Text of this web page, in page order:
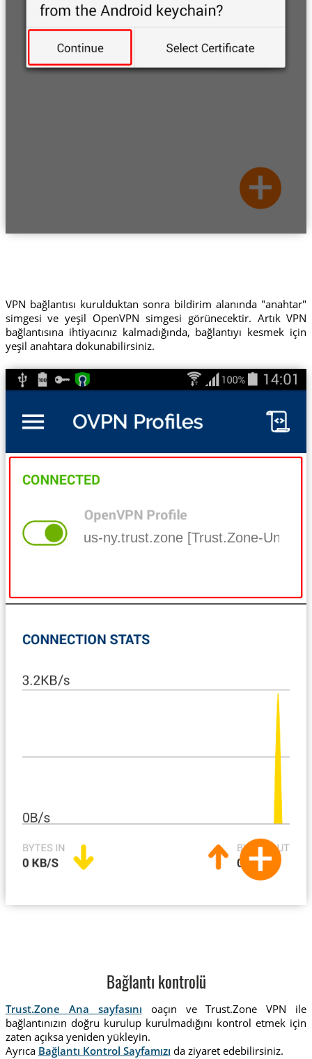
VPN bağlantısı kurulduktan sonra bildirim alanında "anahtar"
simgesi ve yeşil OpenVPN simgesi görünecektir. Artık VPN
bağlantısına ihtiyacınız kalmadığında, bağlantıyı kesmek için
yeşil anahtara dokunabilirsiniz.
us-ny.trust.zone [Trust.Zone-United-
Bağlantı kontrolü
Trust.Zone Ana sayfasını oaçın ve Trust.Zone VPN ile
bağlantınızın doğru kurulup kurulmadığını kontrol etmek için
zaten açıksa yeniden yükleyin.
Ayrıca Bağlantı Kontrol Sayfamızı da ziyaret edebilirsiniz.